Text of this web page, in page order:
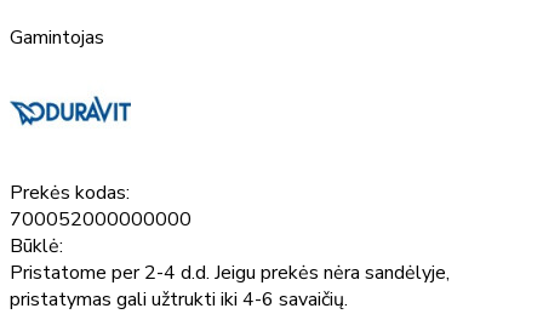
Gamintojas
Prekės kodas:
700052000000000
Būklė:
Pristatome per 2-4 d.d. Jeigu prekės nėra sandėlyje,
pristatymas gali užtrukti iki 4-6 savaičių.